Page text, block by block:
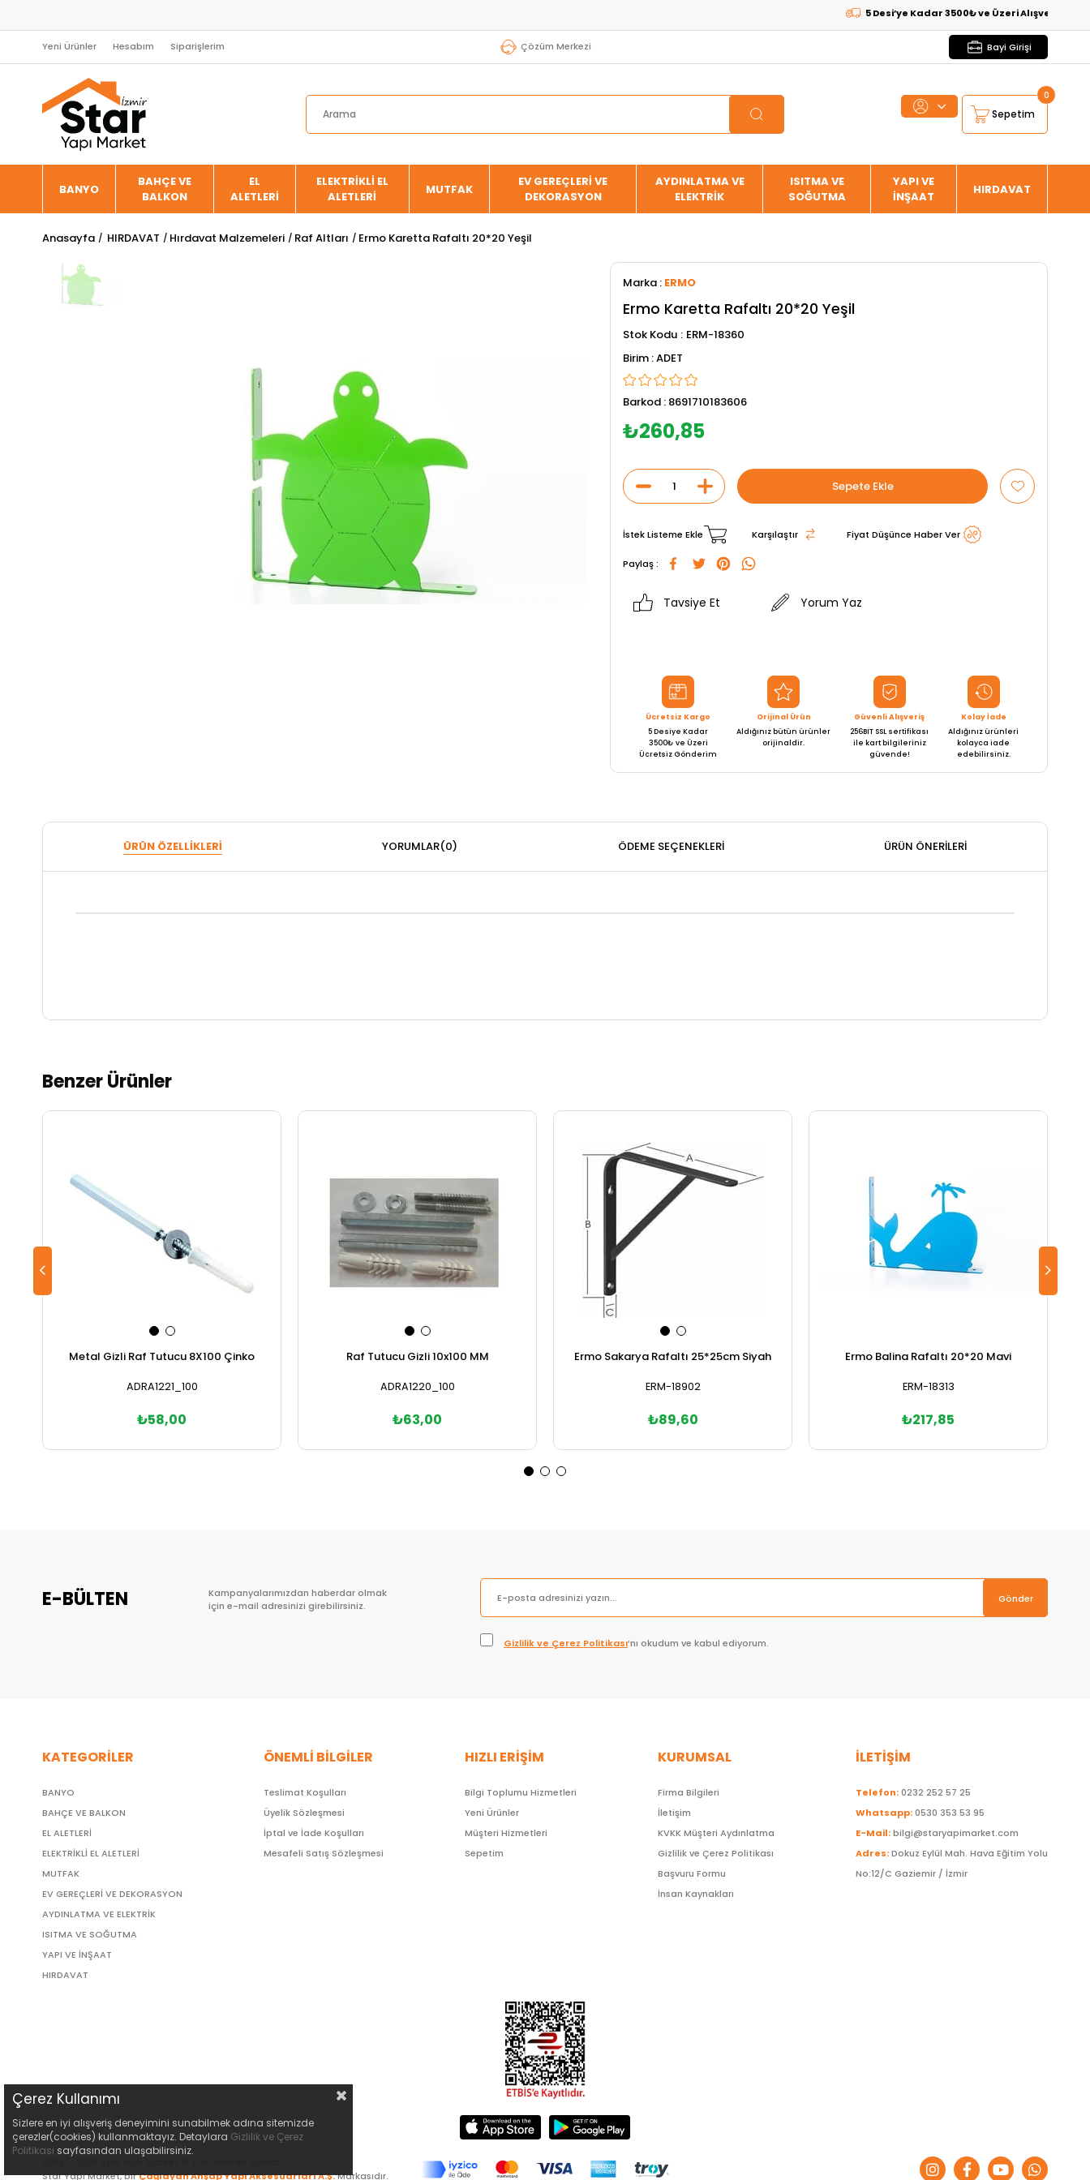
5 Desi’ye Kadar 3500₺ ve Üzeri Alışverişlerde
Yeni Ürünler Hesabım Siparişlerim Çözüm Merkezi Bayi Girişi
Sepetim
0
BANYO
BAHÇE VE
BALKON
EL
ALETLERİ
ELEKTRİKLİ EL
ALETLERİ
MUTFAK
EV GEREÇLERİ VE
DEKORASYON
AYDINLATMA VE
ELEKTRİK
ISITMA VE
SOĞUTMA
YAPI VE
İNŞAAT
HIRDAVAT
Anasayfa HIRDAVAT Hırdavat Malzemeleri Raf Altları Ermo Karetta Rafaltı 20*20 Yeşil
Marka : ERMO
Ermo Karetta Rafaltı 20*20 Yeşil
Stok Kodu
ERM-18360
ADET
Barkod : 8691710183606
₺260,85
İstek Listeme Ekle Karşılaştır Fiyat Düşünce Haber Ver
Paylaş :
Tavsiye Et Yorum Yaz
Ücretsiz Kargo
5 Desiye Kadar
3500₺ ve Üzeri
Ücretsiz Gönderim
Orijinal Ürün
Aldığınız bütün ürünler
orijinaldir.
Güvenli Alışveriş
256BIT SSL sertifikası
ile kart bilgileriniz
güvende!
Kolay İade
Aldığınız ürünleri
kolayca iade
edebilirsiniz.
ÜRÜN ÖZELLIKLERI YORUMLAR(0) ÖDEME SEÇENEKLERI ÜRÜN ÖNERILERI
Benzer Ürünler
Metal Gizli Raf Tutucu 8X100 Çinko
ADRA1221_100
₺58,00
Raf Tutucu Gizli 10x100 MM
ADRA1220_100
₺63,00
Ermo Sakarya Rafaltı 25*25cm Siyah
ERM-18902
₺89,60
Ermo Balina Rafaltı 20*20 Mavi
ERM-18313
₺217,85
E-BÜLTEN
Kampanyalarımızdan haberdar olmak
için e-mail adresinizi girebilirsiniz.
Gönder
Gizlilik ve Çerez Politikası’nı okudum ve kabul ediyorum.
KATEGORİLER
BANYO
BAHÇE VE BALKON
EL ALETLERİ
ELEKTRİKLİ EL ALETLERİ
MUTFAK
EV GEREÇLERİ VE DEKORASYON
AYDINLATMA VE ELEKTRİK
ISITMA VE SOĞUTMA
YAPI VE İNŞAAT
HIRDAVAT
ÖNEMLİ BİLGİLER
Teslimat Koşulları
Üyelik Sözleşmesi
İptal ve İade Koşulları
Mesafeli Satış Sözleşmesi
HIZLI ERİŞİM
Bilgi Toplumu Hizmetleri
Yeni Ürünler
Müşteri Hizmetleri
Sepetim
KURUMSAL
Firma Bilgileri
İletişim
KVKK Müşteri Aydınlatma
Gizlilik ve Çerez Politikası
Başvuru Formu
İnsan Kaynakları
İLETİŞİM
Telefon:0232 252 57 25
Whatsapp:0530 353 53 95
E-Mail:bilgi@staryapimarket.com
Adres:Dokuz Eylül Mah. Hava Eğitim Yolu
No:12/C Gaziemir / İzmir
Star Yapı Market, birÇağlayan Ahşap Yapı Aksesuarları A.Ş.Markasıdır.
Çerez Kullanımı
Sizlere en iyi alışveriş deneyimini sunabilmek adına sitemizde
çerezler(cookies) kullanmaktayız. Detaylara Gizlilik ve Çerez
Politikası sayfasından ulaşabilirsiniz.